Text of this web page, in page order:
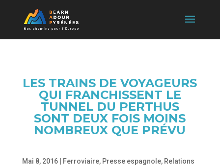
LES TRAINS DE VOYAGEURS
QUI FRANCHISSENT LE
TUNNEL DU PERTHUS
SONT DEUX FOIS MOINS
NOMBREUX QUE PRÉVU
Mai 8, 2016| Ferroviaire, Presse espagnole, Relations